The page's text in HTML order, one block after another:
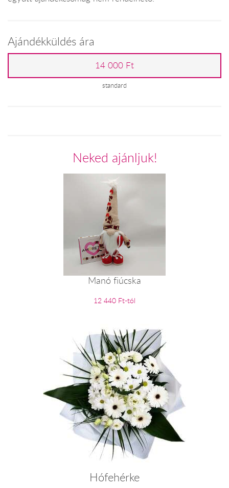
Ajándékküldés ára
14 000 Ft
standard
Neked ajánljuk!
Manó fiúcska
12 440 Ft-tól
Hófehérke